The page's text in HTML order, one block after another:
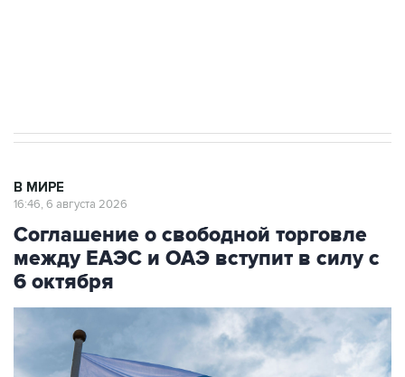
В МИРЕ
16:46, 6 августа 2026
Соглашение о свободной торговле
между ЕАЭС и ОАЭ вступит в силу с
6 октября